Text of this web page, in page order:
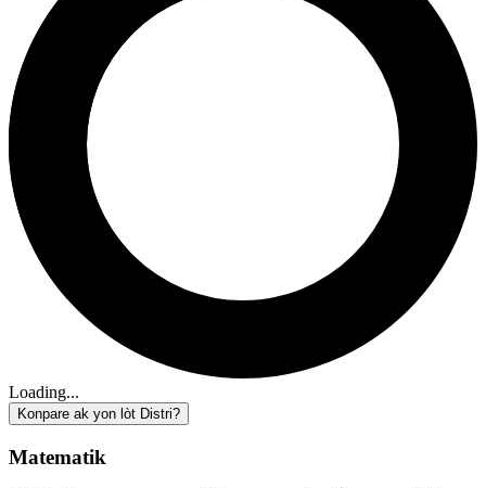
Loading...
Konpare ak yon lòt Distri?
Matematik